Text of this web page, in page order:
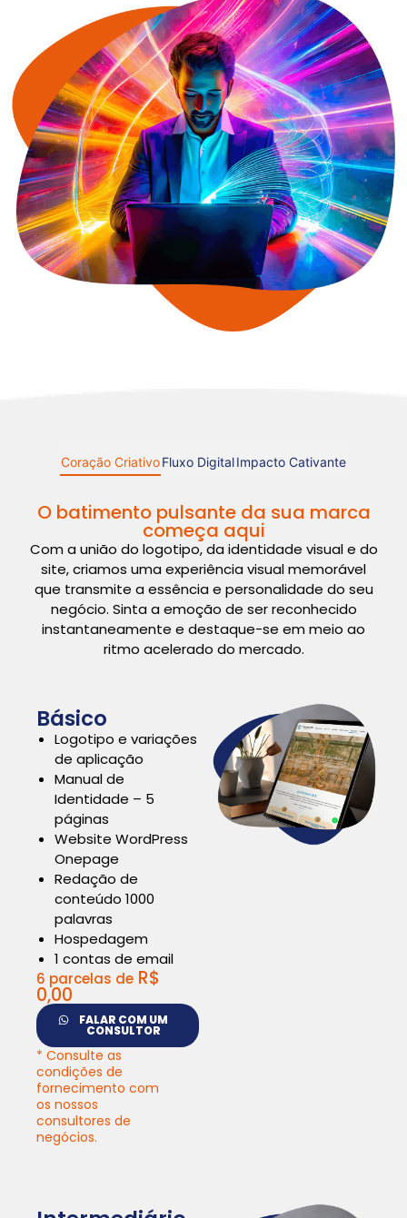
Coração CriativoFluxo DigitalImpacto Cativante
O batimento pulsante da sua marca
começa aqui
Com a união do logotipo, da identidade visual e do
site, criamos uma experiência visual memorável
que transmite a essência e personalidade do seu
negócio. Sinta a emoção de ser reconhecido
instantaneamente e destaque-se em meio ao
ritmo acelerado do mercado.
Básico
Logotipo e variações
de aplicação
Manual de
Identidade – 5
páginas
Website WordPress
Onepage
Redação de
conteúdo 1000
palavras
Hospedagem
1 contas de email
6 parcelas de R$
0,00
FALAR COM UM
CONSULTOR
* Consulte as
condições de
fornecimento com
os nossos
consultores de
negócios.